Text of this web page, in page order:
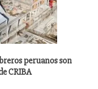
peruanos son
CRIBA